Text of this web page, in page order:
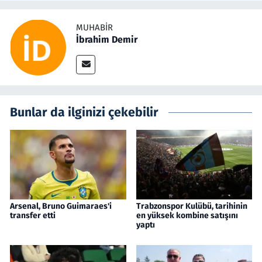
MUHABIR
İbrahim Demir
Bunlar da ilginizi çekebilir
Arsenal, Bruno Guimaraes'i
transfer etti
Trabzonspor Kulübü, tarihinin
en yüksek kombine satışını
yaptı